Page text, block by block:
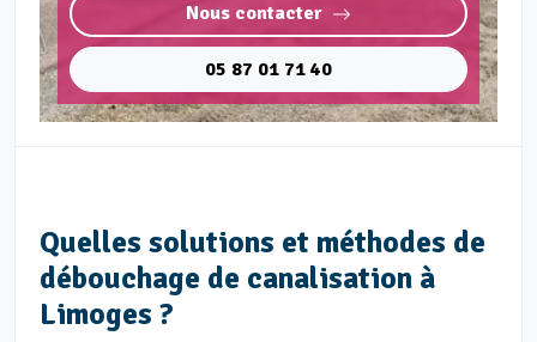
Nous contacter
05 87 01 71 40
Quelles solutions et méthodes de
débouchage de canalisation à
Limoges ?